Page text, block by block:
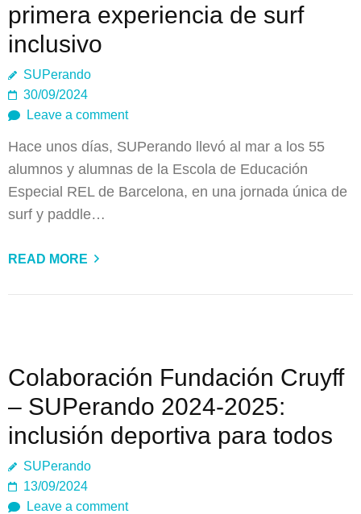
primera experiencia de surf
inclusivo
SUPerando
30/09/2024
Leave a comment
Hace unos días, SUPerando llevó al mar a los 55
alumnos y alumnas de la Escola de Educación
Especial REL de Barcelona, en una jornada única de
surf y paddle…
READ MORE
Colaboración Fundación Cruyff
– SUPerando 2024-2025:
inclusión deportiva para todos
SUPerando
13/09/2024
Leave a comment